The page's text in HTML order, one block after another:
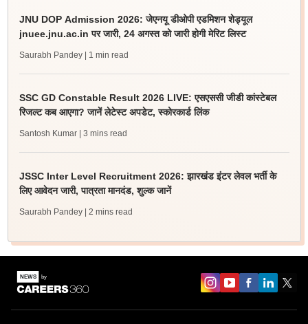
JNU DOP Admission 2026: जेएनयू डीओपी एडमिशन शेड्यूल
jnuee.jnu.ac.in पर जारी, 24 अगस्त को जारी होगी मेरिट लिस्ट
Saurabh Pandey | 1 min read
SSC GD Constable Result 2026 LIVE: एसएससी जीडी कांस्टेबल
रिजल्ट कब आएगा? जानें लेटेस्ट अपडेट, स्कोरकार्ड लिंक
Santosh Kumar | 3 mins read
JSSC Inter Level Recruitment 2026: झारखंड इंटर लेवल भर्ती के
लिए आवेदन जारी, पात्रता मानदंड, शुल्क जानें
Saurabh Pandey | 2 mins read